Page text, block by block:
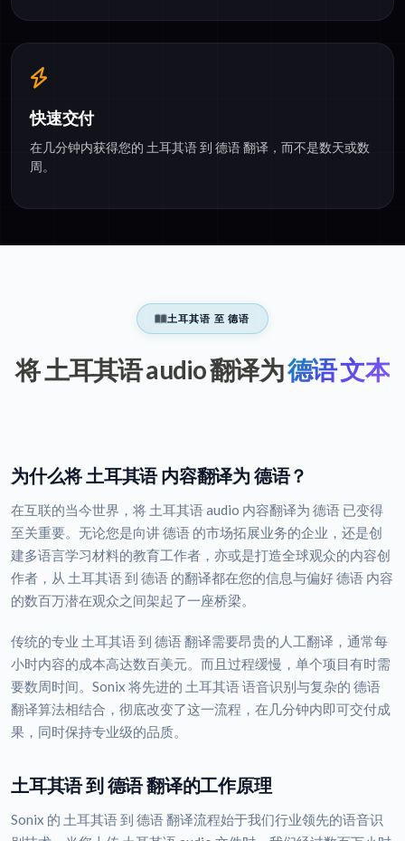
快速交付
在几分钟内获得您的 土耳其语 到 德语 翻译，而不是数天或数
周。
土耳其语 至 德语
将 土耳其语 audio 翻译为德语 文本
为什么将 土耳其语 内容翻译为 德语？
在互联的当今世界，将 土耳其语 audio 内容翻译为 德语 已变得
至关重要。无论您是向讲 德语 的市场拓展业务的企业，还是创
建多语言学习材料的教育工作者，亦或是打造全球观众的内容创
作者，从 土耳其语 到 德语 的翻译都在您的信息与偏好 德语 内容
的数百万潜在观众之间架起了一座桥梁。
传统的专业 土耳其语 到 德语 翻译需要昂贵的人工翻译，通常每
小时内容的成本高达数百美元。而且过程缓慢，单个项目有时需
要数周时间。Sonix 将先进的 土耳其语 语音识别与复杂的 德语
翻译算法相结合，彻底改变了这一流程，在几分钟内即可交付成
果，同时保持专业级的品质。
土耳其语 到 德语 翻译的工作原理
Sonix 的 土耳其语 到 德语 翻译流程始于我们行业领先的语音识